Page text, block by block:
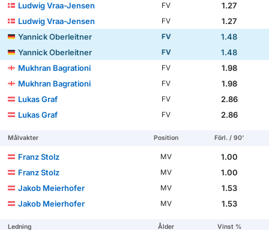
Ludwig Vraa-Jensen
FV
1.27
Ludwig Vraa-Jensen
FV
1.27
Yannick Oberleitner
FV
1.48
Yannick Oberleitner
FV
1.48
Mukhran Bagrationi
FV
1.98
Mukhran Bagrationi
FV
1.98
Lukas Graf
FV
2.86
Lukas Graf
FV 2.86
Målvakter Position Förl. / 90'
Franz Stolz MV
1.00
Franz Stolz
MV
1.00
Jakob Meierhofer
MV
1.53
Jakob Meierhofer
MV 1.53
Ledning Ålder Vinst %